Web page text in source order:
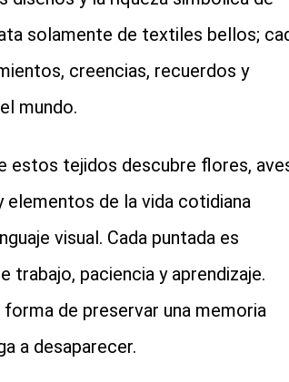
solamente de textiles bellos;
creencias, recuerdos y
mundo.
estos tejidos descubre flores,
elementos de la vida cotidiana
visual. Cada puntada es
trabajo, paciencia y aprendizaje.
de preservar una memoria
a desaparecer.